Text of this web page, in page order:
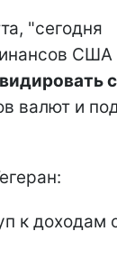
"сегодня
США
валют и
к доходам